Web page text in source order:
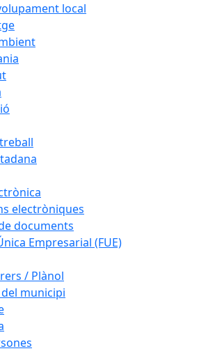
local
electròniques
documents
Empresarial (FUE)
/ Plànol
municipi